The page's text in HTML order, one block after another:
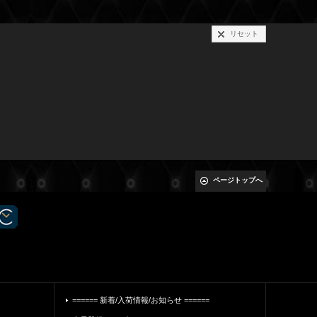
リセット
ページトップへ
====== 新着/入荷情報/お知らせ ======